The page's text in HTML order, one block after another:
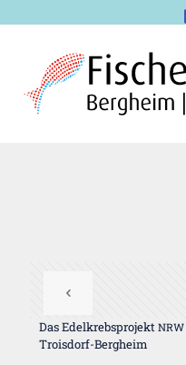
Das Edel­krebs­pro­jekt NRW
Troisdorf-Bergheim